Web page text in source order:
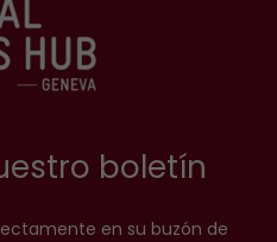
boletín
en su buzón de